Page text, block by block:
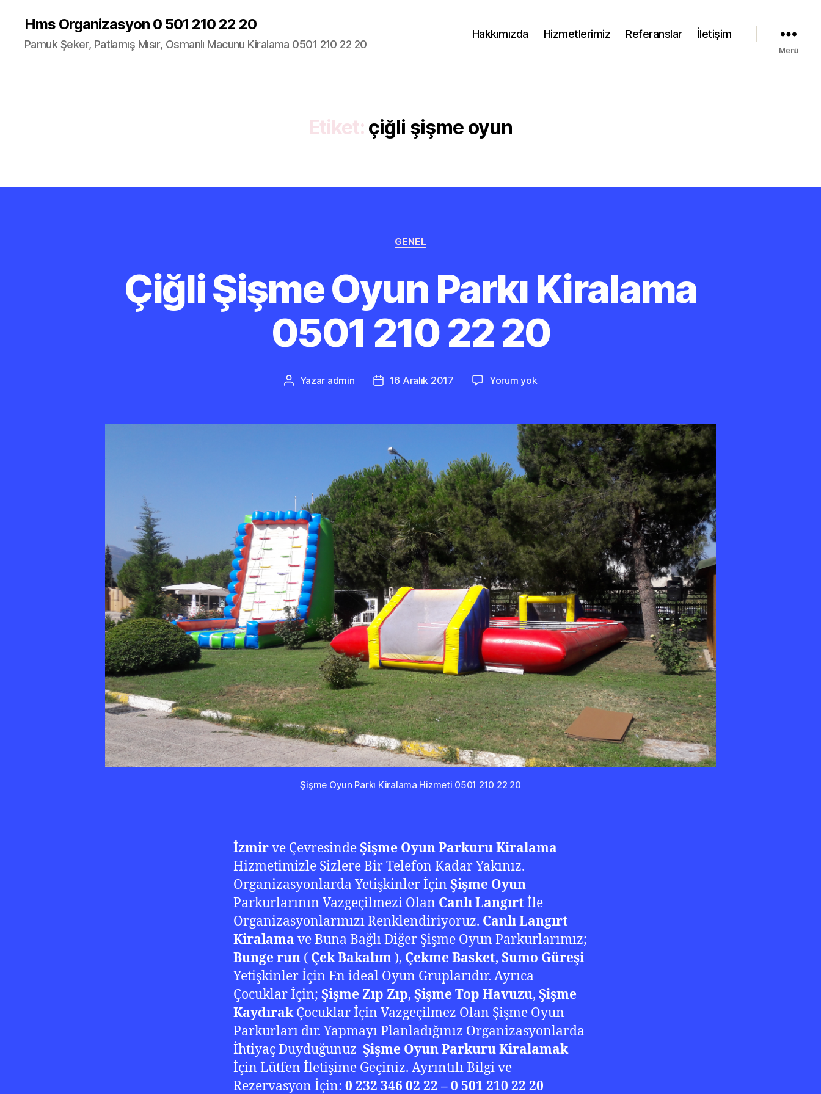
Hms Organizasyon 0 501 210 22 20
Pamuk Şeker, Patlamış Mısır, Osmanlı Macunu Kiralama 0501 210 22 20
Hakkımızda Hizmetlerimiz Referanslar İletişim
Menü
Etiket: çiğli şişme oyun
Kategoriler
GENEL
Çiğli Şişme Oyun Parkı Kiralama
0501 210 22 20
Yazının
Yazar admin
Yazı16 Aralık 2017 Yorum yokÇiğli
Parkı
Kiralama
0501
210
22
20
Şişme Oyun Parkı Kiralama Hizmeti 0501 210 22 20
İzmirve ÇevresindeŞişme Oyun Parkuru Kiralama
Hizmetimizle Sizlere Bir Telefon Kadar Yakınız.
Organizasyonlarda Yetişkinler İçin Şişme Oyun
Parkurlarının Vazgeçilmezi Olan Canlı Langırt İle
Organizasyonlarınızı Renklendiriyoruz. Canlı Langırt
Kiralama ve Buna Bağlı Diğer Şişme Oyun Parkurlarımız;
Bunge run ( Çek Bakalım), Çekme Basket, Sumo Güreşi
Yetişkinler İçin En ideal Oyun Gruplarıdır. Ayrıca
Çocuklar İçin; Şişme Zıp Zıp, Şişme Top Havuzu, Şişme
KaydırakÇocuklar İçin Vazgeçilmez Olan Şişme Oyun
Parkurları dır. Yapmayı Planladığınız Organizasyonlarda
İhtiyaç Duyduğunuz Şişme Oyun Parkuru Kiralamak
İçin Lütfen İletişime Geçiniz. Ayrıntılı Bilgi ve
Rezervasyon İçin: 0 232 346 02 22 – 0 501 210 22 20